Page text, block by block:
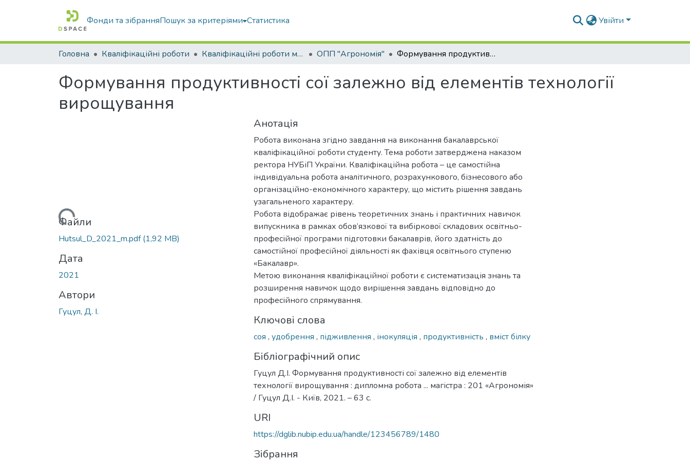
Фонди та зібранняПошук за критеріями Статистика Увійти
Головна Кваліфікаційні роботи Кваліфікаційні роботи магістрів ОПП "Агрономія" Формування продуктивності сої залежно від елементів технології вирощування
Формування продуктивності сої залежно від елементів технології
вирощування
Вантажиться...
Файли
Hutsul_D_2021_m.pdf(1,92 MB)
Дата
2021
Автори
Гуцул, Д. І.
Анотація
Робота виконана згідно завдання на виконання бакалаврської
кваліфікаційної роботи студенту. Тема роботи затверджена наказом
ректора НУБіП України. Кваліфікаційна робота – це самостійна
індивідуальна робота аналітичного, розрахункового, бізнесового або
організаційно-економічного характеру, що містить рішення завдань
узагальненого характеру.
Робота відображає рівень теоретичних знань і практичних навичок
випускника в рамках обов’язкової та вибіркової складових освітньо-
професійної програми підготовки бакалаврів, його здатність до
самостійної професійної діяльності як фахівця освітнього ступеню
«Бакалавр».
Метою виконання кваліфікаційної роботи є систематизація знань та
розширення навичок щодо вирішення завдань відповідно до
професійного спрямування.
Ключові слова
соя , удобрення , підживлення , інокуляція , продуктивність , вміст білку
Бібліографічний опис
Гуцул Д.І. Формування продуктивності сої залежно від елементів
технології вирощування : дипломна робота ... магістра : 201 «Агрономія»
/ Гуцул Д.І. - Київ, 2021. – 63 с.
URI
https://dglib.nubip.edu.ua/handle/123456789/1480
Зібрання